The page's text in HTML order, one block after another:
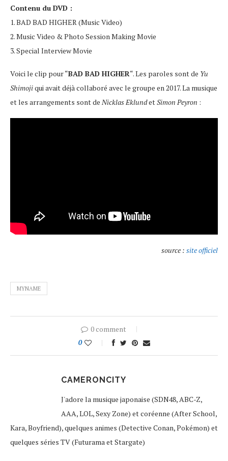
Contenu du DVD :
1. BAD BAD HIGHER (Music Video)
2. Music Video & Photo Session Making Movie
3. Special Interview Movie
Voici le clip pour “BAD BAD HIGHER“. Les paroles sont de Yu
Shimojiqui avait déjà collaboré avec le groupe en 2017. La musique
et les arrangements sont de Nicklas EklundetSimon Peyron :
source : site officiel
MYNAME
0 comment
0
CAMERONCITY
J'adore la musique japonaise (SDN48, ABC-Z,
AAA, LOL, Sexy Zone) et coréenne (After School,
Kara, Boyfriend), quelques animes (Detective Conan, Pokémon) et
quelques séries TV (Futurama et Stargate)